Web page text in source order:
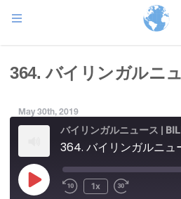
364. バイリンガルニ
May 30th, 2019
バイリンガルニュース |
364. バイリンガルニュ
Play
Episode
1x